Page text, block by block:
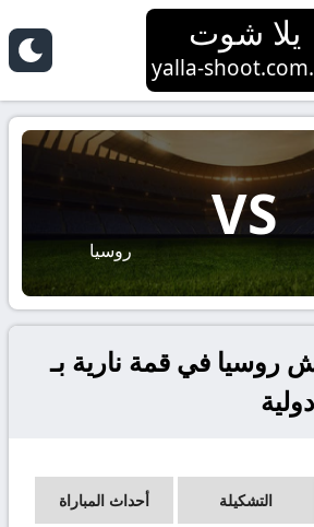
يلا شوت
yalla-
VS
روسيا
روسيا في قمة نارية بـ
التشكيلة أحداث المباراة